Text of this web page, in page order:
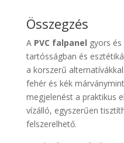
Összegzés
A PVC falpanel gyors
tartósságban és
a korszerű
fehér és kék
megjelenést a praktikus
vízálló, egyszerűen
felszerelhető.